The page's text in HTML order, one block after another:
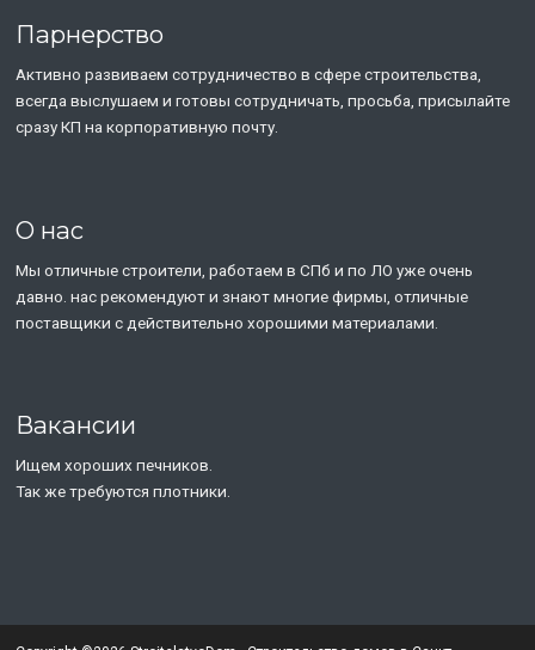
Парнерство
Активно развиваем сотрудничество в сфере строительства,
всегда выслушаем и готовы сотрудничать, просьба, присылайте
сразу КП на корпоративную почту.
О нас
Мы отличные строители, работаем в СПб и по ЛО уже очень
давно. нас рекомендуют и знают многие фирмы, отличные
поставщики с действительно хорошими материалами.
Вакансии
Ищем хороших печников.
Так же требуются плотники.